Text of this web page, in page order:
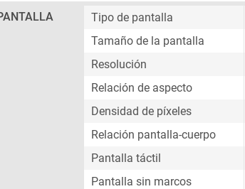
Tipo de pantalla
Tamaño de la pantalla
Resolución
Relación de aspecto
Densidad de píxeles
Relación pantalla-cuerpo
Pantalla táctil
Pantalla sin marcos